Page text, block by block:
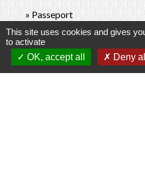
Passeport
Devenir Français
Étranger - Europe
This site uses cookies and gives
to activate
OK, accept all
Deny